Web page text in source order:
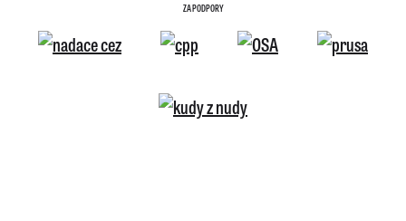
ZA PODPORY